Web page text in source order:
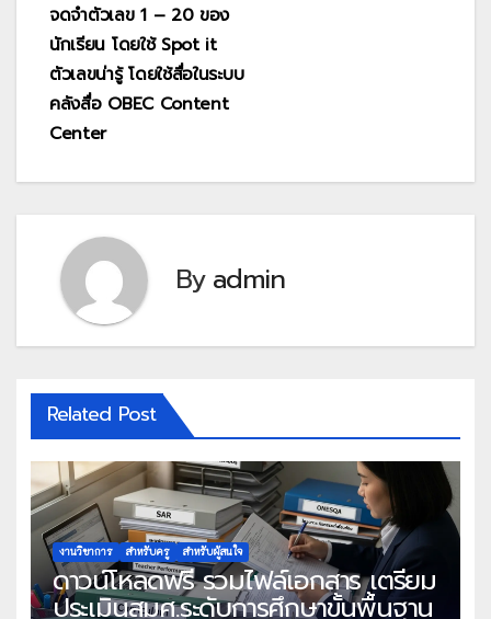
จดจำตัวเลข 1 – 20 ของ
นักเรียน โดยใช้ Spot it
ตัวเลขน่ารู้ โดยใช้สื่อในระบบ
คลังสื่อ OBEC Content
Center
Byadmin
Related Post
งานวิชาการ สำหรับครู สำหรับผู้สนใจ
ดาวน์โหลดฟรี รวมไฟล์เอกสาร เตรียม
ประเมินสมศ.ระดับการศึกษาขั้นพื้นฐาน